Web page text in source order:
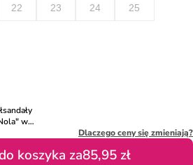
22 23 24 25
w
Dlaczego ceny się zmieniają?
koszyka za85,95 zł